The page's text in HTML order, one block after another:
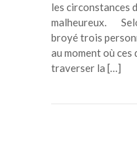
les circonstances
malheureux.
broyé trois
au moment où
traverser la […]